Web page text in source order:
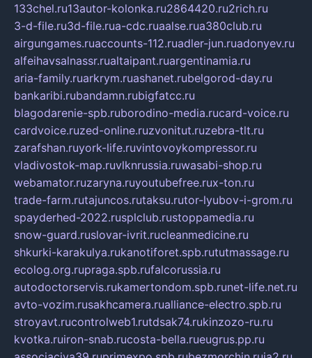
133chel.ru13autor-kolonka.ru2864420.ru2rich.ru
3-d-file.ru3d-file.rua-cdc.ruaalse.rua380club.ru
airgungames.ruaccounts-112.ruadler-jun.ruadonyev.ru
alfeihavsalnassr.rualtaipant.ruargentinamia.ru
aria-family.ruarkrym.ruashanet.rubelgorod-day.ru
bankaribi.rubandamn.rubigfatcc.ru
blagodarenie-spb.ruborodino-media.rucard-voice.ru
cardvoice.ruzed-online.ruzvonitut.ruzebra-tlt.ru
zarafshan.ruyork-life.ruvintovoykompressor.ru
vladivostok-map.ruvlknrussia.ruwasabi-shop.ru
webamator.ruzaryna.ruyoutubefree.rux-ton.ru
trade-farm.rutajuncos.rutaksu.rutor-lyubov-i-grom.ru
spayderhed-2022.rusplclub.rustoppamedia.ru
snow-guard.ruslovar-ivrit.rucleanmedicine.ru
shkurki-karakulya.rukanotiforet.spb.rututmassage.ru
ecolog.org.rupraga.spb.rufalcorussia.ru
autodoctorservis.rukamertondom.spb.runet-life.net.ru
avto-vozim.rusakhcamera.rualliance-electro.spb.ru
stroyavt.rucontrolweb1.rutdsak74.rukinzozo-ru.ru
kvotka.ruiron-snab.rucosta-bella.rueugrus.pp.ru